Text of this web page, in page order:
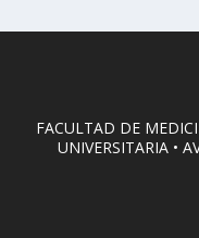
FACULTAD DE
UNIVERSITARIA •